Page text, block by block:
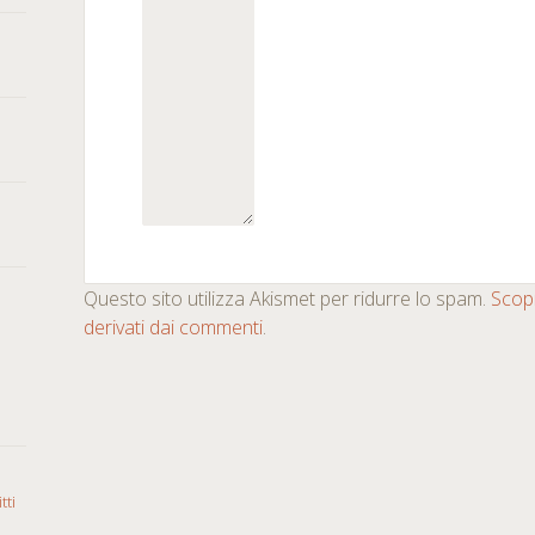
Questo sito utilizza Akismet per ridurre lo spam.
derivati dai commenti.